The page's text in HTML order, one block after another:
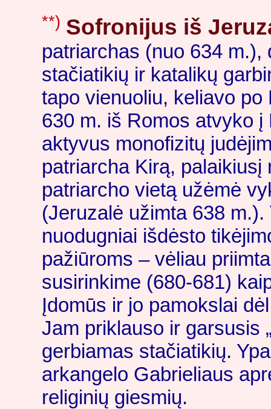
**) Sofronijus iš
patriarchas (nuo 634
stačiatikių ir katalikų
tapo vienuoliu, keliavo
630 m. iš Romos atvyko
aktyvus monofizitų
patriarcha Kirą,
patriarcho vietą užėmė
(Jeruzalė užimta 638
nuodugniai išdėsto
pažiūroms – vėliau
susirinkime (680-681)
Įdomūs ir jo pamokslai
Jam priklauso ir garsusis
gerbiamas stačiatikių.
arkangelo Gabrieliaus
religinių giesmių.